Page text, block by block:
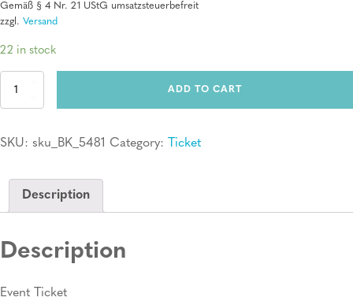
Gemäß § 4 Nr. 21 UStG umsatzsteuerbefreit
zzgl. Versand
22 in stock
Ticket:
quantity
ADD TO CART
SKU: sku_BK_5481 Category: Ticket
Description
Description
Event Ticket